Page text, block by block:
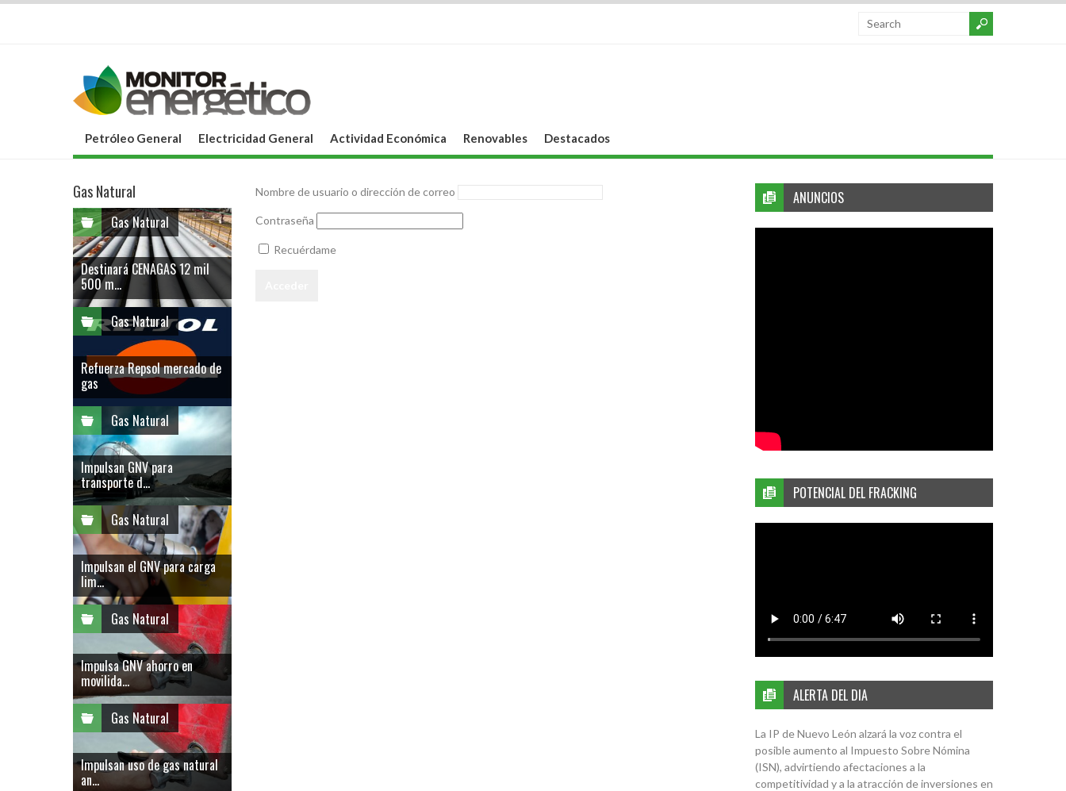
Petróleo General Electricidad General Actividad Económica Renovables Destacados
Nombre de usuario o dirección de correo
Contraseña
Recuérdame
ANUNCIOS
POTENCIAL DEL FRACKING
ALERTA DEL DIA
La IP de Nuevo León alzará la voz contra el
posible aumento al Impuesto Sobre Nómina
(ISN), advirtiendo afectaciones a la
competitividad y a la atracción de inversiones en
Gas Natural
Gas Natural
Destinará CENAGAS 12 mil
500 m...
Gas Natural
Refuerza Repsol mercado de
gas
Gas Natural
Impulsan GNV para
transporte d...
Gas Natural
Impulsan el GNV para carga
lim...
Gas Natural
Impulsa GNV ahorro en
movilida...
Gas Natural
Impulsan uso de gas natural
an...